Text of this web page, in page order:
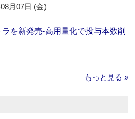
月07日 (金)
ラを新発売‐高用量化で投与本数削
もっと見る »